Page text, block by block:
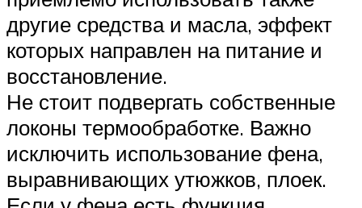
другие средства и масла, эффект
которых направлен на питание и
восстановление.
Не стоит подвергать собственные
локоны термообработке. Важно
исключить использование фена,
выравнивающих утюжков, плоек.